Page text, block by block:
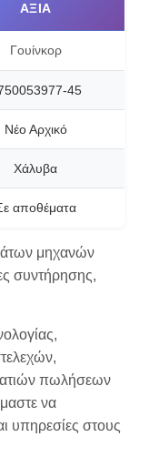
ΑΞΊΑ
Γουίνκορ
45
Νέο Αρχικό
Χάλυβα
αποθέματα
μηχανών
συντήρησης,
πωλήσεων
να
υπηρεσίες στους